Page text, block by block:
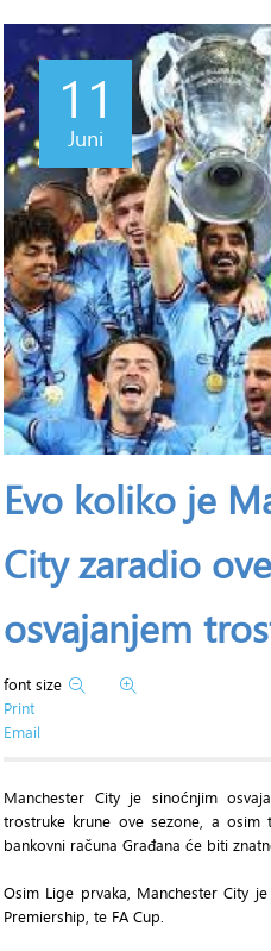
11
Juni
Evo koliko je
City zaradio
osvajanjem
font size
Print
Email
Manchester City je sinoćnjim
trostruke krune ove sezone, a osim
bankovni računa Građana će biti
Osim Lige prvaka, Manchester City
Premiership, te FA Cup.